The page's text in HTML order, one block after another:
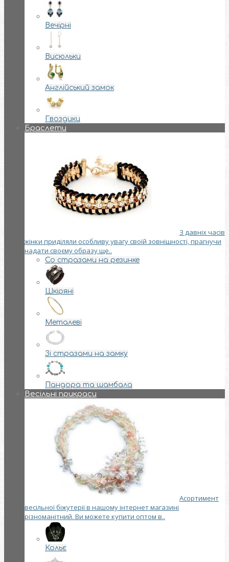
Вечірні
Висюльки
Англійський замок
Гвоздики
Браслети
З давніх часів
жінки приділяли особливу увагу своїй зовнішності, прагнучи
надати своєму образу ще..
Со стразами на резинке
Шкіряні
Металеві
Зі стразами на замку
Пандора та шамбала
Весільні прикраси
Асортимент
весільної біжутерії в нашому інтернет магазині
різноманітний. Ви можете купити оптом в..
Кольє